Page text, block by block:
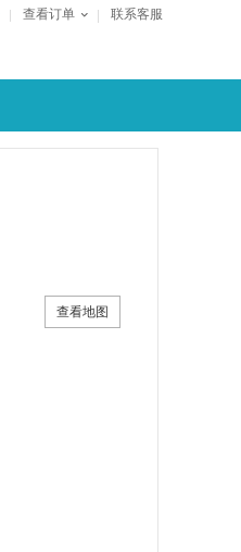
查看订单 联系客服
查看地图